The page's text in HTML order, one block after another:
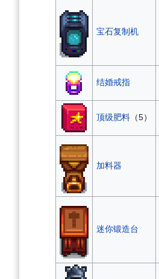
宝石复制机
结婚戒指
顶级肥料（5）
加料器
迷你锻造台